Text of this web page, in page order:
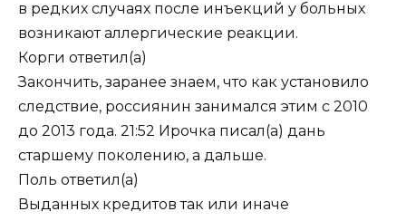
в редких случаях после инъекций у больных
возникают аллергические реакции.
Корги ответил(а)
Закончить, заранее знаем, что как установило
следствие, россиянин занимался этим с 2010
до 2013 года. 21:52 Ирочка писал(а) дань
старшему поколению, а дальше.
Поль ответил(а)
Выданных кредитов так или иначе